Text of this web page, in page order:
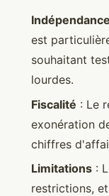
Indépendance
est
souhaitant
lourdes.
Fiscalité : Le
exonération
chiffres
Limitations :
restrictions,